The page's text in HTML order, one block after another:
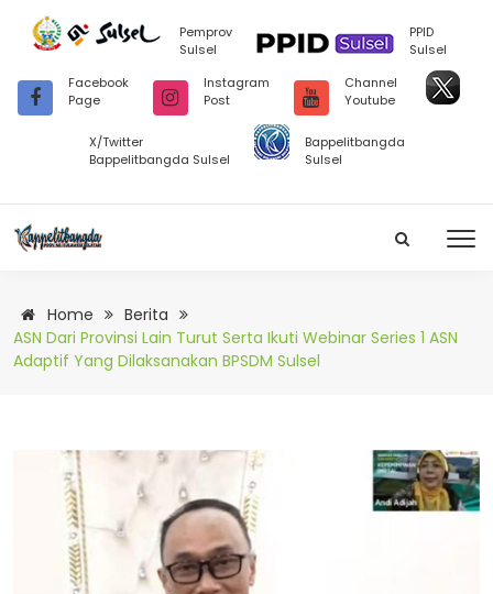
Pemprov
Sulsel
PPID
Sulsel
Facebook
Page
Instagram
Post
Channel
Youtube
X/Twitter
Bappelitbangda Sulsel
Bappelitbangda
Sulsel
Home
Berita
ASN Dari Provinsi Lain Turut Serta Ikuti Webinar Series 1 ASN
Adaptif Yang Dilaksanakan BPSDM Sulsel